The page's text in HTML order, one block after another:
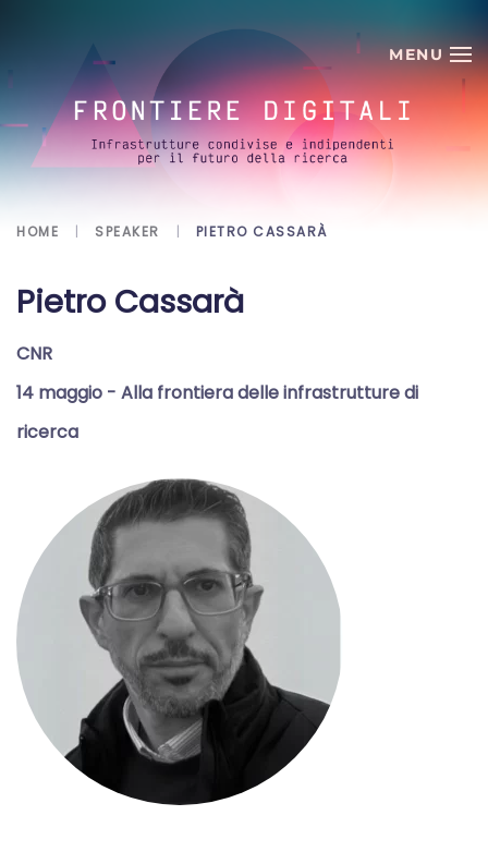
Skip to main content
HOME SPEAKER PIETRO CASSARÀ
Pietro Cassarà
CNR
14 maggio - Alla frontiera delle infrastrutture di
ricerca